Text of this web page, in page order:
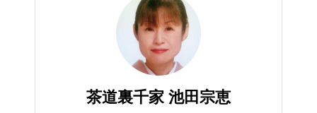
茶道裏千家 池田宗恵